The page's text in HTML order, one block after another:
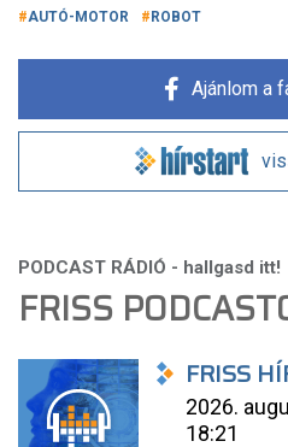
AUTÓ-MOTOR ROBOT
Ajánlom a
FRISS
FRISS
2026.
18:21